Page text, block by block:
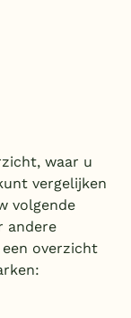
waar u
vergelijken
volgende
andere
overzicht